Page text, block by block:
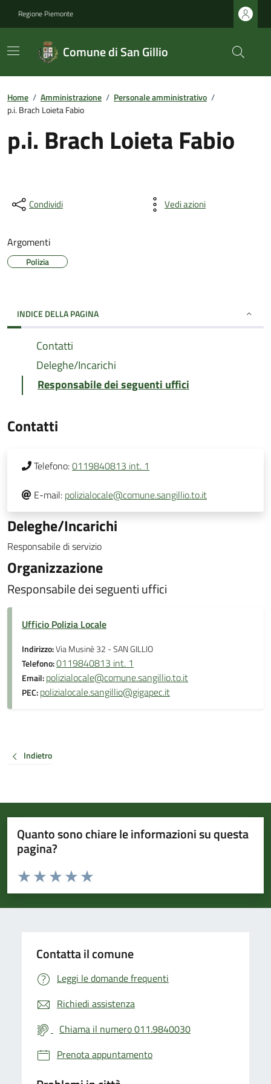
Regione Piemonte
Comune di San Gillio
Home / Amministrazione / Personale amministrativo /
p.i. Brach Loieta Fabio
p.i. Brach Loieta Fabio
Condividi Vedi azioni
Argomenti
Polizia
INDICE DELLA PAGINA
Contatti
Deleghe/Incarichi
Responsabile dei seguenti uffici
Contatti
Telefono:0119840813 int. 1
E-mail: polizialocale@comune.sangillio.to.it
Deleghe/Incarichi
Responsabile di servizio
Organizzazione
Responsabile dei seguenti uffici
Ufficio Polizia Locale
Indirizzo:Via Musinè 32 - SAN GILLIO
Telefono:0119840813 int. 1
Email:polizialocale@comune.sangillio.to.it
PEC:polizialocale.sangillio@gigapec.it
Indietro
Quanto sono chiare le informazioni su questa
pagina?
Valuta da 1 a 5 stelle la pagina
Valuta 5 stelle su 5
Valuta 4 stelle su 5
Valuta 3 stelle su 5
Valuta 2 stelle su 5
Valuta 1 stelle su 5
Contatta il comune
Leggi le domande frequenti
Richiedi assistenza
Chiama il numero 011.9840030
Prenota appuntamento